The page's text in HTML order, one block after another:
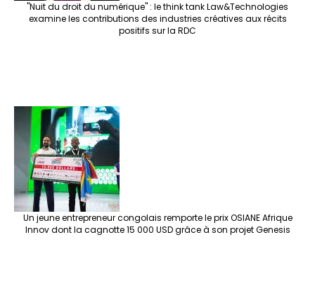
"Nuit du droit du numérique" : le think tank Law&Technologies
examine les contributions des industries créatives aux récits
positifs sur la RDC
Un jeune entrepreneur congolais remporte le prix OSIANE Afrique
Innov dont la cagnotte 15 000 USD grâce à son projet Genesis